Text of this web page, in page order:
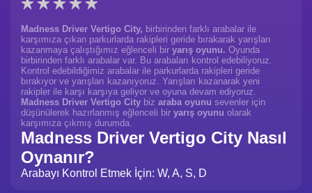
Madness Driver Vertigo City, birbirinden farklı arabalar ile
karşımıza çıkan parkurlarda rakipleri geride bırakarak yarışları
kazanmaya çalıştığımız eğlenceli bir yarış oyunu. Oyunda
birbirinden farklı arabalar var. Bu arabaları kontrol edebiliyoruz.
Kontrol edebildiğimiz arabalar ile parkurlarda rakipleri geride
bırakıyor ve yarışları kazanıyoruz. Yarışları kazanarak yeni
rakipler ile karşı karşıya geliyor ve oyuna devam ediyoruz.
Madness Driver Vertigo City biz araba oyunu sevenler için
düşünülerek hazırlanmış eğlenceli bir yarış oyunu olarak
karşımıza çıkmış durumda.
Madness Driver Vertigo City Nasıl
Oynanır?
Arabayı Kontrol Etmek İçin: W, A, S, D